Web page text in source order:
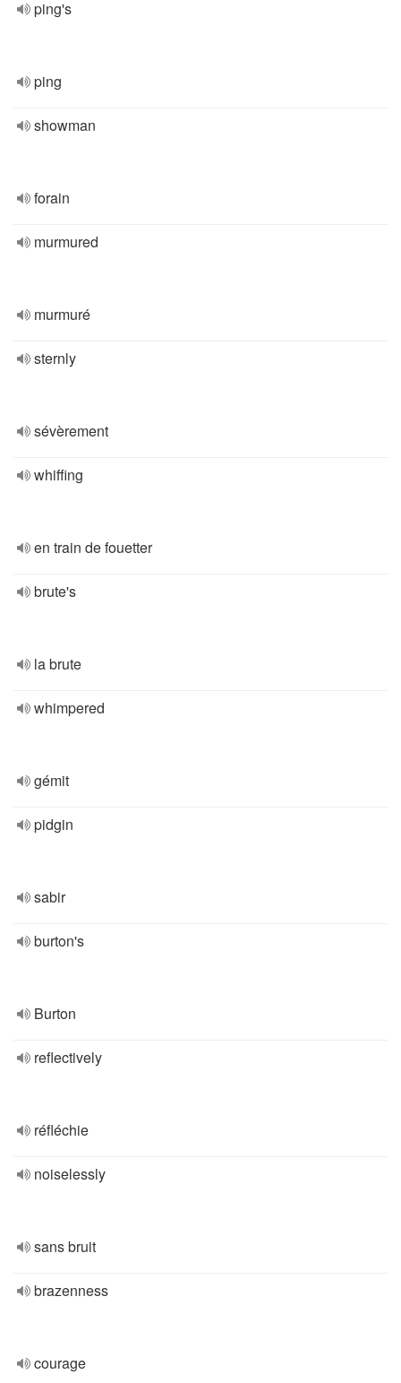
ping's
ping
showman
forain
murmured
murmuré
sternly
sévèrement
whiffing
en train de fouetter
brute's
la brute
whimpered
gémit
pidgin
sabir
burton's
Burton
reflectively
réfléchie
noiselessly
sans bruit
brazenness
courage